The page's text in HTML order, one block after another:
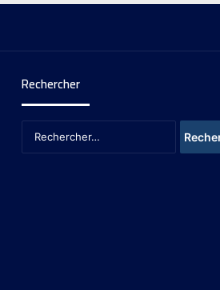
Rechercher